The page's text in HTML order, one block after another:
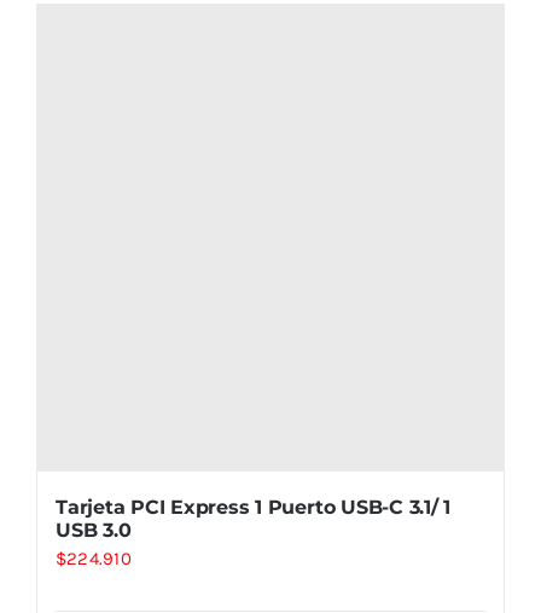
Tarjeta PCI Express 1 Puerto USB-C 3.1/ 1
USB 3.0
$224.910